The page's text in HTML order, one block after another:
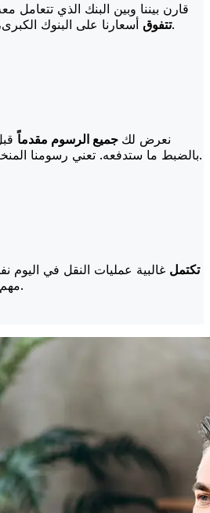
قارن بيننا وبين البنك الذي تتعامل
تتفوقأسعارنا على البنوك الكبرى، مما يزيد من قيمة تحويلك.
نعرض لك جميع الرسوم مقدماً
بالضبط ما ستدفعه. تعني رسومنا المنخفضة المزيد من التوفير لك.
تكتمل غالبية عمليات النقل في اليوم
مهم عندما يتعلق الأمر بأموالك.